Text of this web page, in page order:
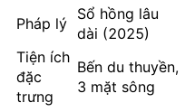
Pháp lý
Sổ hồng lâu
dài (2025)
Tiện ích
đặc
trưng
Bến du thuyền,
3 mặt sông